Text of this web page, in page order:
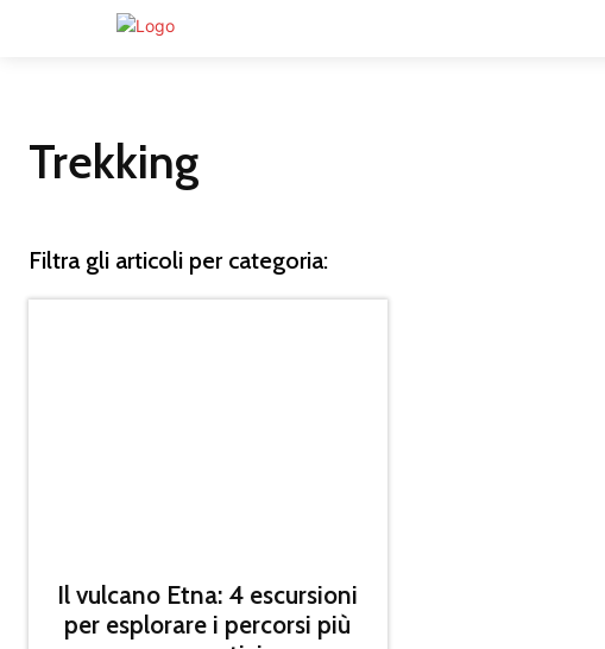
Trekking
Filtra gli articoli per categoria:
Il vulcano Etna: 4 escursioni
per esplorare i percorsi più